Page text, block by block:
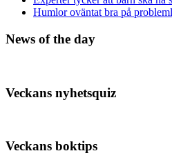
Humlor oväntat bra på
News of the day
Veckans nyhetsquiz
Veckans boktips